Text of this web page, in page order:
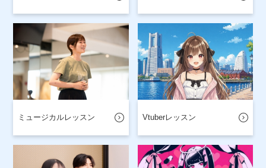
ミュージカルレッスン Vtuberレッスン